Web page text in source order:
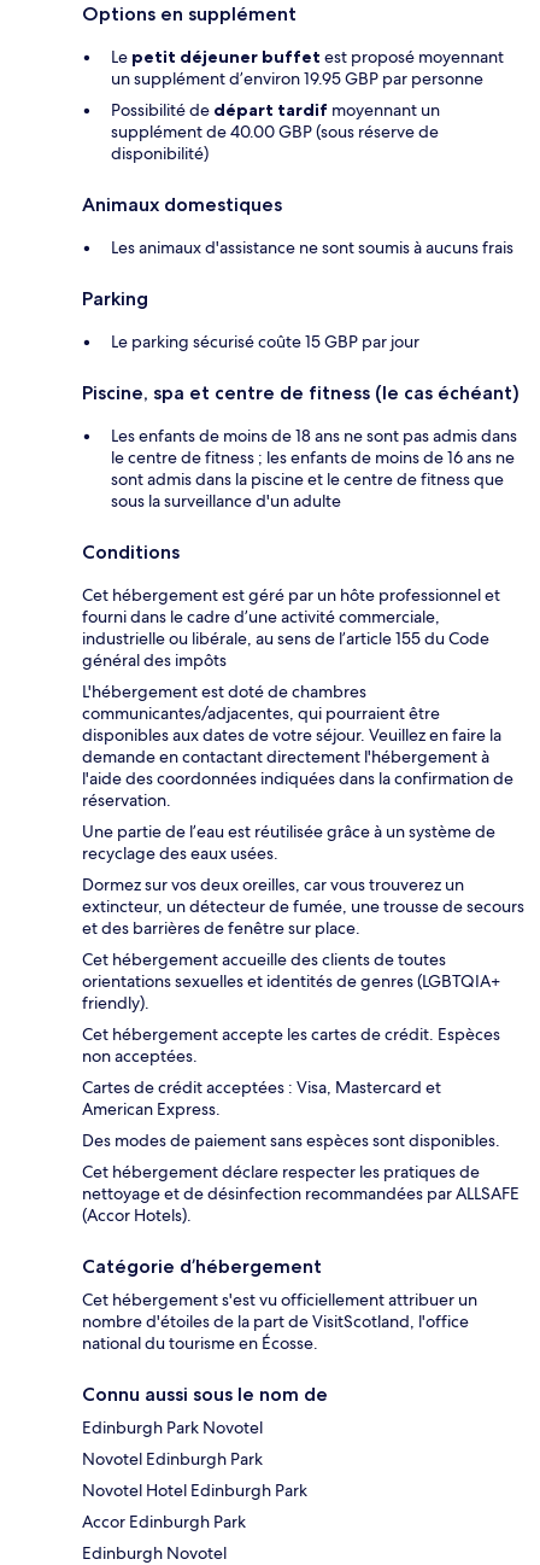
Options en supplément
Le petit déjeuner buffet est proposé moyennant
un supplément d’environ 19.95 GBP par personne
Possibilité de départ tardif moyennant un
supplément de 40.00 GBP (sous réserve de
disponibilité)
Animaux domestiques
Les animaux d'assistance ne sont soumis à aucuns frais
Parking
Le parking sécurisé coûte 15 GBP par jour
Piscine, spa et centre de fitness (le cas échéant)
Les enfants de moins de 18 ans ne sont pas admis dans
le centre de fitness ; les enfants de moins de 16 ans ne
sont admis dans la piscine et le centre de fitness que
sous la surveillance d'un adulte
Conditions
Cet hébergement est géré par un hôte professionnel et
fourni dans le cadre d’une activité commerciale,
industrielle ou libérale, au sens de l’article 155 du Code
général des impôts
L'hébergement est doté de chambres
communicantes/adjacentes, qui pourraient être
disponibles aux dates de votre séjour. Veuillez en faire la
demande en contactant directement l'hébergement à
l'aide des coordonnées indiquées dans la confirmation de
réservation.
Une partie de l’eau est réutilisée grâce à un système de
recyclage des eaux usées.
Dormez sur vos deux oreilles, car vous trouverez un
extincteur, un détecteur de fumée, une trousse de secours
et des barrières de fenêtre sur place.
Cet hébergement accueille des clients de toutes
orientations sexuelles et identités de genres (LGBTQIA+
friendly).
Cet hébergement accepte les cartes de crédit. Espèces
non acceptées.
Cartes de crédit acceptées : Visa, Mastercard et
American Express.
Des modes de paiement sans espèces sont disponibles.
Cet hébergement déclare respecter les pratiques de
nettoyage et de désinfection recommandées par ALLSAFE
(Accor Hotels).
Catégorie d’hébergement
Cet hébergement s'est vu officiellement attribuer un
nombre d'étoiles de la part de VisitScotland, l'office
national du tourisme en Écosse.
Connu aussi sous le nom de
Edinburgh Park Novotel
Novotel Edinburgh Park
Novotel Hotel Edinburgh Park
Accor Edinburgh Park
Edinburgh Novotel